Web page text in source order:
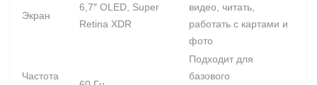
Экран
6,7″ OLED, Super
Retina XDR
видео, читать,
работать с картами и
фото
Частота
Подходит для
базового